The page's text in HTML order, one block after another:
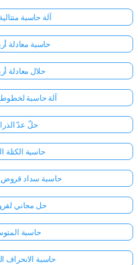
آلة حاسبة
حاسبة معادلة
حلال معادلة
آلة حاسبة لخطوط
حلّ عدّ
حاسبة الكتلة
حاسبة سداد قروض
حل مجاني
حاسبة
حاسبة الانحراف